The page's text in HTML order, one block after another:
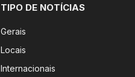
TIPO DE NOTÍCIAS
Gerais
Locais
Internacionais